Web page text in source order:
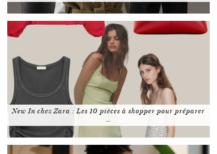
New In chez Zara : Les 10 pièces à shopper pour préparer
…